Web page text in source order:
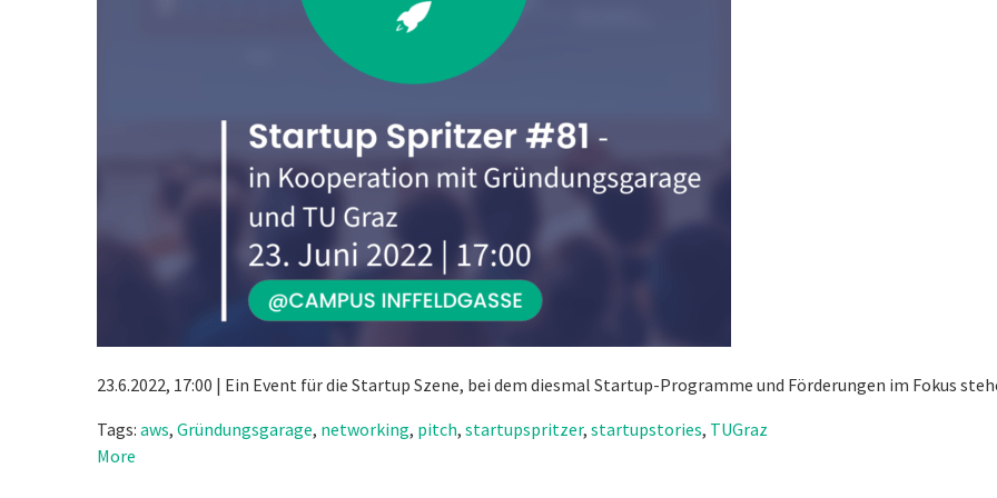
23.6.2022, 17:00 | Ein Event für die Startup Szene, bei dem diesmal Startup-Programme und Förderungen im Fokus
Tags: aws, Gründungsgarage, networking, pitch, startupspritzer, startupstories, TUGraz
More